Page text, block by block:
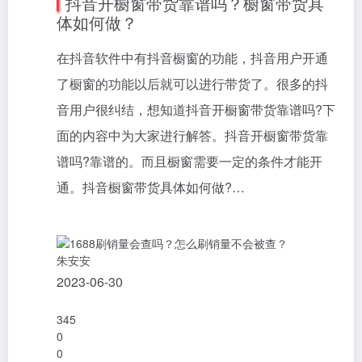
体如何做？
在抖音软件中有抖音橱窗的功能，抖音用户开通
了橱窗的功能以后就可以进行带货了。很多的抖
音用户很纠结，想知道抖音开橱窗带货靠谱吗?下
面的内容中为大家进行解答。抖音开橱窗带货靠
谱吗?靠谱的。而且橱窗需要一定的条件才能开
通。抖音橱窗带货具体如何做?…
朱安安
2023-06-30
345
0
0